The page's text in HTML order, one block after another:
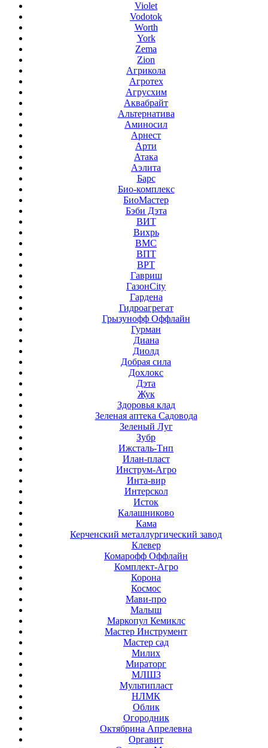
Violet
Vodotok
Worth
York
Zema
Zion
Агрикола
Агротех
Агрусхим
Аквабрайт
Альтернатива
Аминосил
Арнест
Арти
Атака
Аэлита
Барс
Био-комплекс
БиоМастер
Бэби Дэта
ВИТ
Вихрь
ВМС
ВПТ
ВРТ
Гавриш
ГазонCity
Гардена
Гидроагрегат
Грызунофф Оффлайн
Гурман
Диана
Диолд
Добрая сила
Дохлокс
Дэта
Жук
Здоровья клад
Зеленая аптека Садовода
Зеленый Луг
Зубр
Ижсталь-Тнп
Илан-пласт
Инструм-Агро
Инта-вир
Интерскол
Исток
Калашниково
Кама
Керченский металлургический завод
Клевер
Комарофф Оффлайн
Комплект-Агро
Корона
Космос
Мави-про
Малыш
Маркопул Кемиклс
Мастер Инструмент
Мастер сад
Милих
Мираторг
МЛШЗ
Мультипласт
НЛМК
Облик
Огородник
Октябрина Апрелевна
Оргавит